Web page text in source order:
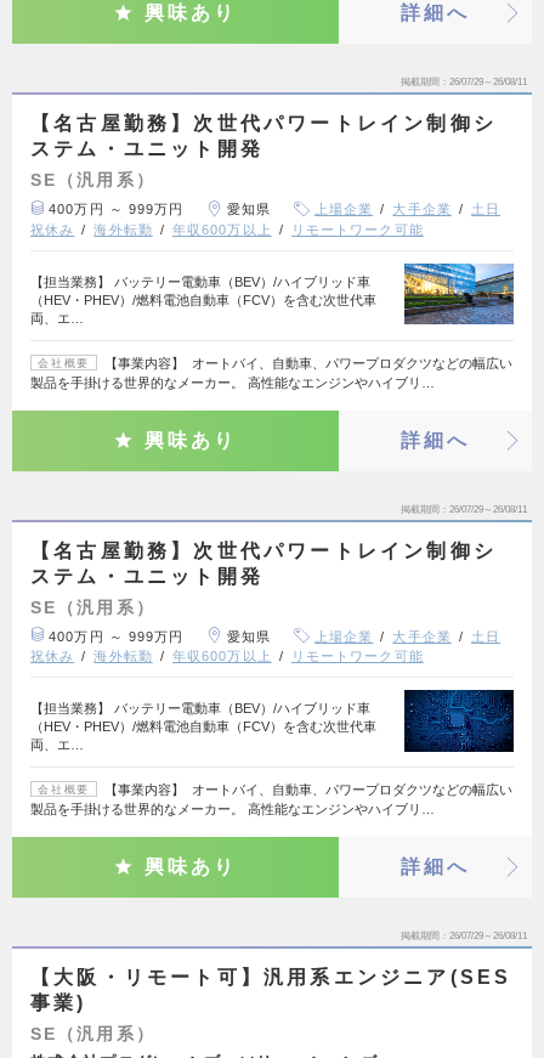
興味あり 詳細へ
掲載期間 26/07/29～26/08/11
【名古屋勤務】次世代パワートレイン制御シ
ステム・ユニット開発
SE（汎用系）
400万円 ～ 999万円 愛知県 上場企業 大手企業
土日
祝休み
海外転勤 年収600万以上 リモートワーク可能
【担当業務】 バッテリー電動車（BEV）/ハイブリッド車
（HEV・PHEV）/燃料電池自動車（FCV）を含む次世代車
両、エ…
会社概要
【事業内容】 オートバイ、自動車、パワープロダクツなどの幅広い
製品を手掛ける世界的なメーカー。 高性能なエンジンやハイブリ…
興味あり 詳細へ
掲載期間 26/07/29～26/08/11
【名古屋勤務】次世代パワートレイン制御シ
ステム・ユニット開発
SE（汎用系）
400万円 ～ 999万円 愛知県 上場企業 大手企業
土日
祝休み
海外転勤 年収600万以上 リモートワーク可能
【担当業務】 バッテリー電動車（BEV）/ハイブリッド車
（HEV・PHEV）/燃料電池自動車（FCV）を含む次世代車
両、エ…
会社概要
【事業内容】 オートバイ、自動車、パワープロダクツなどの幅広い
製品を手掛ける世界的なメーカー。 高性能なエンジンやハイブリ…
興味あり 詳細へ
掲載期間 26/07/29～26/08/11
【大阪・リモート可】汎用系エンジニア(SES
事業)
SE（汎用系）